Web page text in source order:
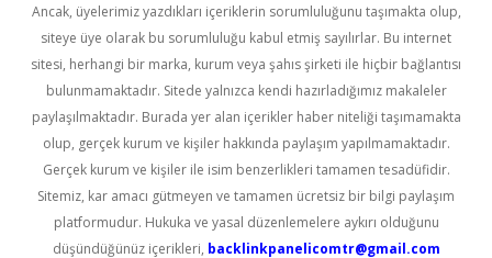
Ancak, üyelerimiz yazdıkları içeriklerin sorumluluğunu taşımakta olup,
siteye üye olarak bu sorumluluğu kabul etmiş sayılırlar. Bu internet
sitesi, herhangi bir marka, kurum veya şahıs şirketi ile hiçbir bağlantısı
bulunmamaktadır. Sitede yalnızca kendi hazırladığımız makaleler
paylaşılmaktadır. Burada yer alan içerikler haber niteliği taşımamakta
olup, gerçek kurum ve kişiler hakkında paylaşım yapılmamaktadır.
Gerçek kurum ve kişiler ile isim benzerlikleri tamamen tesadüfidir.
Sitemiz, kar amacı gütmeyen ve tamamen ücretsiz bir bilgi paylaşım
platformudur. Hukuka ve yasal düzenlemelere aykırı olduğunu
düşündüğünüz içerikleri, backlinkpanelicomtr@gmail.com